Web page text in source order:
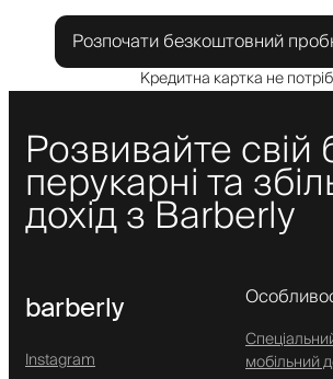
Розпочати безкоштовний
Кредитна картка не
Розвивайте
перукарні та
дохід з Barberly
barberly
Instagram
мобільний